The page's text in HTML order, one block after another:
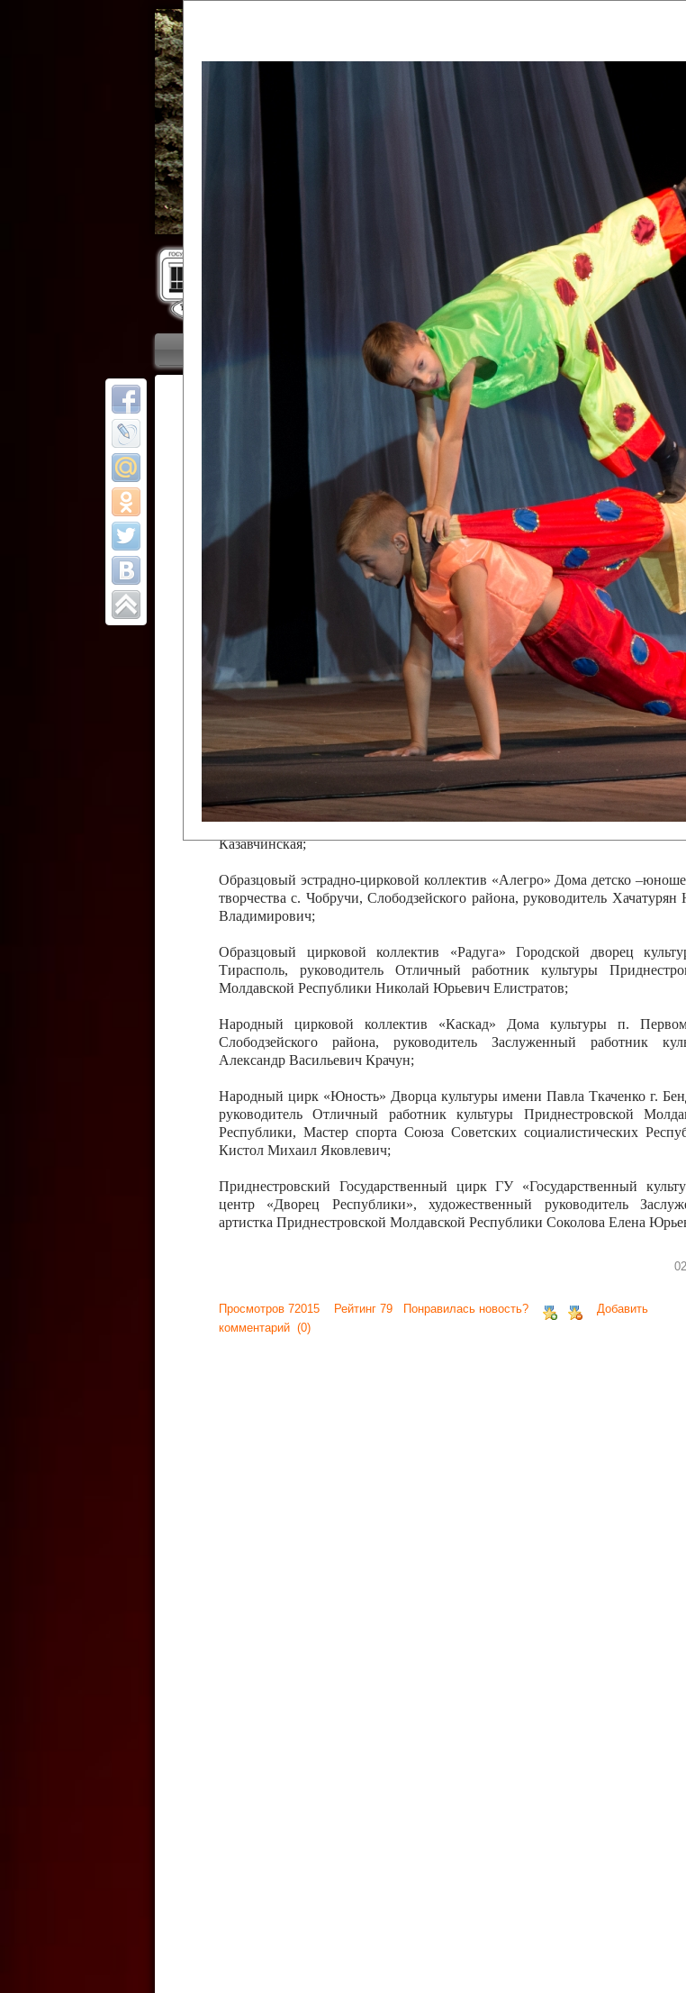
Государственный
Дворец
Коллективы Новости Афиша Арт-
ОТЧЕТЫ ГКЦ "ДВОРЕЦ
Финал Республиканского фестиваля
цирковых коллективов "Созвездие
Приднестровского цирка"
Участники фестиваля:
Образцовый эстрадно-цирковой коллектив «Ровесник» Дом
Протягайловка, г. Бендеры , руководитель Рогожинер Светлана Георгиевна
Народный цирковой клоунский коллектив «Шари-вари» МУ
досуговый центр «Шелковик» г.Бендеры, руководители Отличные
культуры Приднестровской Молдавской Республики Алёна
Олег Степанович Райлян;
Народный цирковой коллектив «Энтузиасты» Дома культуры с.
Григориопольского района, руководитель Отличный работник
Приднестровской Молдавской Республики Пётр Петрович Дижмару;
Народный цирковой коллектив «Сперанца» Дома культуры посёлка
Слободзейского района, руководитель Отличный работник
Приднестровской Молдавской Республики Анжела
Казавчинская;
Образцовый эстрадно-цирковой коллектив «Алегро» Дома детско
творчества с. Чобручи, Слободзейского района, руководитель
Владимирович;
Образцовый цирковой коллектив «Радуга» Городской дворец
Тирасполь, руководитель Отличный работник культуры
Молдавской Республики Николай Юрьевич Елистратов;
Народный цирковой коллектив «Каскад» Дома культуры п.
Слободзейского района, руководитель Заслуженный работник
Александр Васильевич Крачун;
Народный цирк «Юность» Дворца культуры имени Павла Ткаченко г.
руководитель Отличный работник культуры Приднестровской
Республики, Мастер спорта Союза Советских социалистических
Кистол Михаил Яковлевич;
Приднестровский Государственный цирк ГУ «Государственный
центр «Дворец Республики», художественный руководитель
артистка Приднестровской Молдавской Республики Соколова Елена
Просмотров 72015 Рейтинг 79 Понравилась новость?
Добавить
комментарий (0)